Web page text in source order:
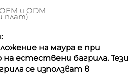
и ODM
плат)
на маура е при
естествени багрила. Тези
се използват в